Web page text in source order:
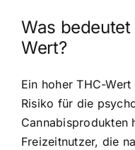
Was
Wert?
Ein hoher THC-
Risiko für die
Cannabisprodukten
Freizeitnutzer, die